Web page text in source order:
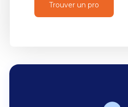
Trouver un pro